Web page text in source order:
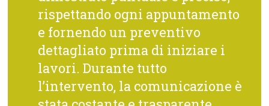
rispettando ogni appuntamento
e fornendo un preventivo
dettagliato prima di iniziare i
lavori. Durante tutto
l’intervento, la comunicazione è